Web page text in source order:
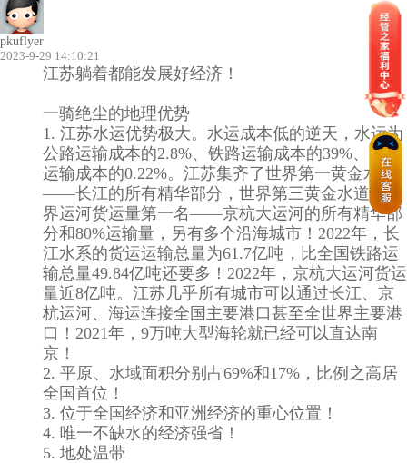
pkuflyer
2023-9-29 14:10:21
江苏躺着都能发展好经济！
一骑绝尘的地理优势
1. 江苏水运优势极大。水运成本低的逆天，水运为
公路运输成本的2.8%、铁路运输成本的39%、空运
运输成本的0.22%。江苏集齐了世界第一黄金水道
——长江的所有精华部分，世界第三黄金水道、世
界运河货运量第一名——京杭大运河的所有精华部
分和80%运输量，另有多个沿海城市！2022年，长
江水系的货运运输总量为61.7亿吨，比全国铁路运
输总量49.84亿吨还要多！2022年，京杭大运河货运
量近8亿吨。江苏几乎所有城市可以通过长江、京
杭运河、海运连接全国主要港口甚至全世界主要港
口！2021年，9万吨大型海轮就已经可以直达南
京！
2. 平原、水域面积分别占69%和17%，比例之高居
全国首位！
3. 位于全国经济和亚洲经济的重心位置！
4. 唯一不缺水的经济强省！
5. 地处温带